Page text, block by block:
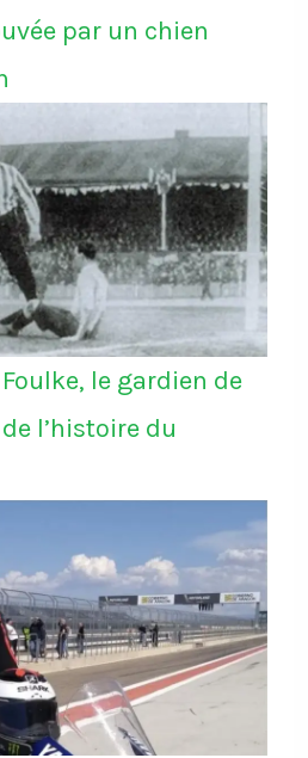
par un chien
le gardien de
l’histoire du